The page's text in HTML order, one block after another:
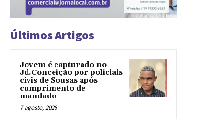
Últimos Artigos
Jovem é capturado no
Jd.Conceição por policiais
civis de Sousas após
cumprimento de
mandado
7 agosto, 2026